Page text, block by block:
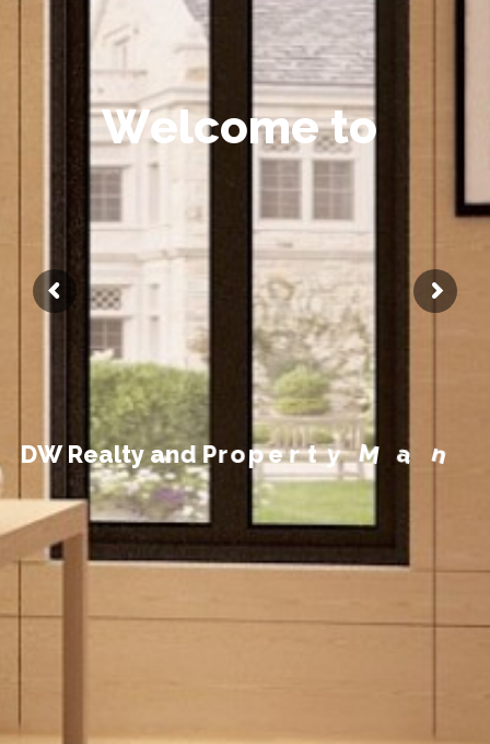
Welcome to
DW Realtyand PropertyManag eme